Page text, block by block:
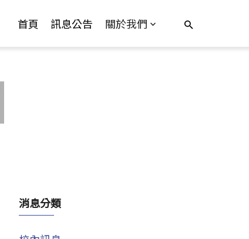
首頁 訊息公告 關於我們
消息分類